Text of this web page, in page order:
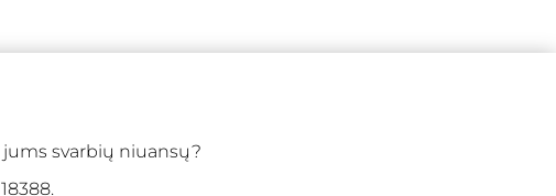
svarbių niuansų?